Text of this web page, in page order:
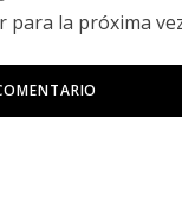
la próxima